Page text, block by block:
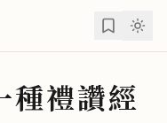
種禮讚經